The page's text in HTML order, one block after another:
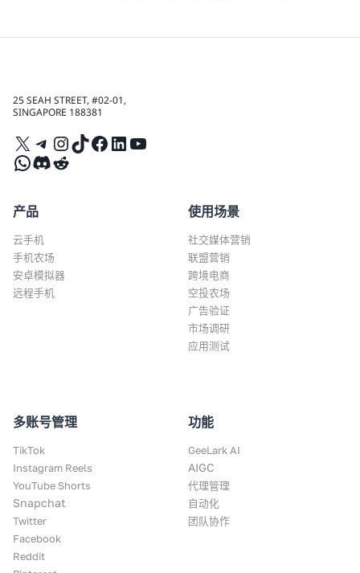
25 SEAH STREET, #02-01,
SINGAPORE 188381
X Telegram
Instagram
TikTok
Facebook
LinkedIn
YouTube
WhatsApp
Discord
Reddit
产品
云手机
手机农场
安卓模拟器
远程手机
多账号管理
TikTok
Instagram Reels
YouTube Shorts
Snapchat
Twitter
Facebook
Reddit
使用场景
社交媒体营销
联盟营销
跨境电商
空投农场
广告验证
市场调研
应用测试
功能
GeeLark AI
AIGC
代理管理
自动化
团队协作